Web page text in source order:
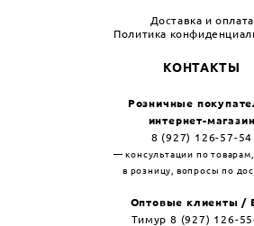
Доставка и оплата
Политика
КОНТАКТЫ
Розничные
интернет-магазин
8 (927) 126-57-54
— консультации по товарам,
в розницу, вопросы по
Оптовые клиенты /
Тимур 8 (927) 126-